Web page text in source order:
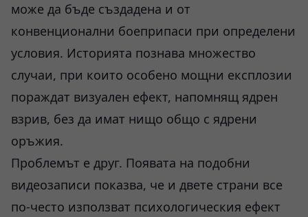
може да бъде създадена и от
конвенционални боеприпаси при определени
условия. Историята познава множество
случаи, при които особено мощни експлозии
пораждат визуален ефект, напомнящ ядрен
взрив, без да имат нищо общо с ядрени
оръжия.
Проблемът е друг. Появата на подобни
видеозаписи показва, че и двете страни все
по-често използват психологическия ефект